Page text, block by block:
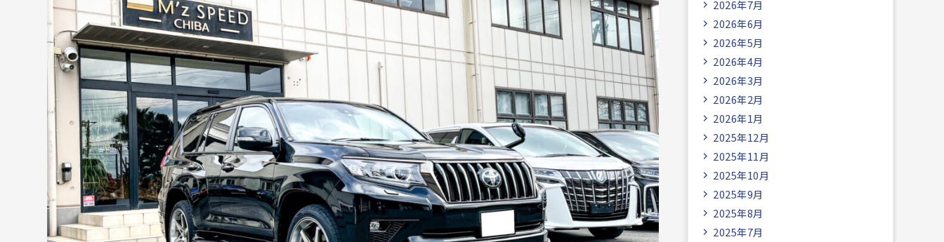
2026年7月
2026年6月
2026年5月
2026年4月
2026年3月
2026年2月
2026年1月
2025年12月
2025年11月
2025年10月
2025年9月
2025年8月
2025年7月